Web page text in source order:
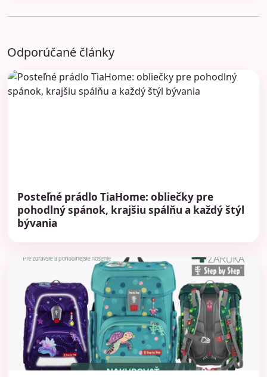
Odporúčané články
Posteľné prádlo TiaHome: obliečky pre
pohodlný spánok, krajšiu spálňu a každý štýl
bývania